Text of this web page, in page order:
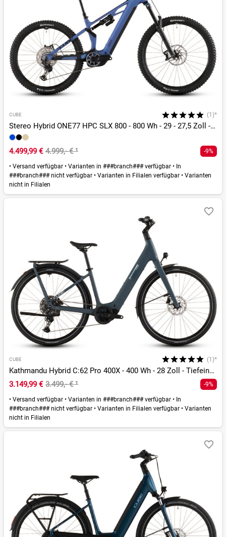
CUBE (1)*
Stereo Hybrid ONE77 HPC SLX 800 - 800 Wh - 29 - 27,5 Zoll - Fully
4.499,99 € 4.999,- €¹ -9%
• Versand verfügbar • Varianten in ###branch### verfügbar • In
###branch### nicht verfügbar • Varianten in Filialen verfügbar • Varianten
nicht in Filialen
CUBE (1)*
Kathmandu Hybrid C:62 Pro 400X - 400 Wh - 28 Zoll - Tiefeinsteiger - 2026
3.149,99 € 3.499,- €¹ -9%
• Versand verfügbar • Varianten in ###branch### verfügbar • In
###branch### nicht verfügbar • Varianten in Filialen verfügbar • Varianten
nicht in Filialen